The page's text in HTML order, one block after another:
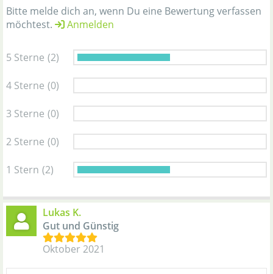
Bitte melde dich an, wenn Du eine Bewertung verfassen
möchtest.
Anmelden
5 Sterne (2)
4 Sterne (0)
3 Sterne (0)
2 Sterne (0)
1 Stern (2)
Lukas K.
Gut und Günstig
Oktober 2021